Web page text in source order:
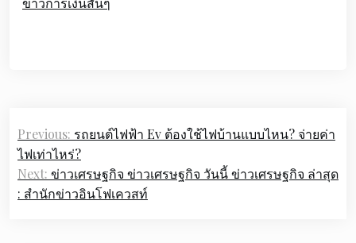
Post
navigation
Previous: รถยนต์ไฟฟ้า Ev ต้องใช้ไฟบ้านแบบไหน? จ่ายค่า
ไฟเท่าไหร่?
Next: ข่าวเศรษฐกิจ ข่าวเศรษฐกิจ วันนี้ ข่าวเศรษฐกิจ ล่าสุด
: สำนักข่าวอินโฟเควสท์